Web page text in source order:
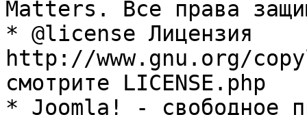
Matters. Все права
* @license Лицензия
http://www.gnu.org/
смотрите LICENSE.php
* Joomla! - свободное